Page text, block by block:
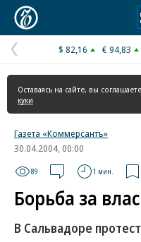
Предыдущая
страница
$ 82,16 € 94,83
Оставаясь на сайте, вы
куки
Газета «Коммерсантъ»
30.04.2004, 00:00
89 1 мин.
Борьба за
В Сальвадоре